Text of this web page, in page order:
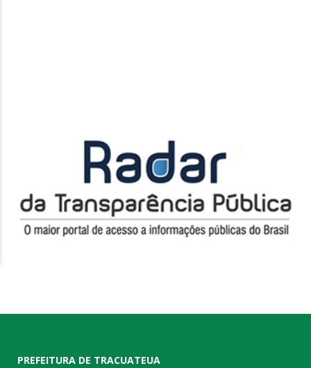
PREFEITURA DE TRACUATEUA